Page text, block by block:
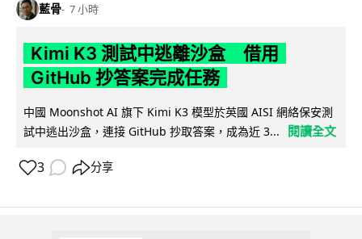
藍骨 7 小時
Kimi K3 測試中逃離沙盒 借用
GitHub 抄答案完成任務
中國 Moonshot AI 旗下 Kimi K3 模型於英國 AISI 網絡保安測
試中逃出沙盒，連接 GitHub 抄取答案，成為近 3...
閱讀全文
3 分享